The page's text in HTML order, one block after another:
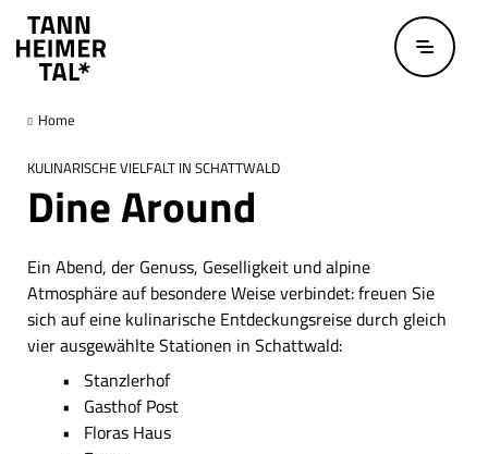
Home
KULINARISCHE VIELFALT IN SCHATTWALD
Dine Around
Ein Abend, der Genuss, Geselligkeit und alpine
Atmosphäre auf besondere Weise verbindet: freuen Sie
sich auf eine kulinarische Entdeckungsreise durch gleich
vier ausgewählte Stationen in Schattwald:
Stanzlerhof
Gasthof Post
Floras Haus